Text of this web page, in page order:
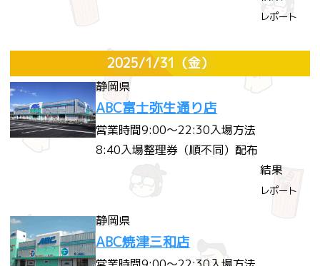
レポート
2025/1/31 （金）
静岡県
ABC富士弥生通り店
営業時間9:00～22:30入場方法
8:40入場整理券（順不同）配布
結果
レポート
静岡県
ABC焼津三和店